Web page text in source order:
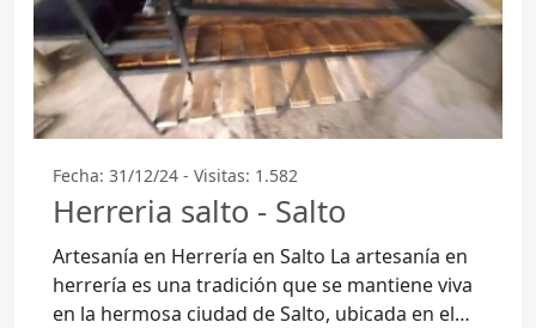
Fecha: 31/12/24 - Visitas: 1.582
Herreria salto - Salto
Artesanía en Herrería en Salto La artesanía en
herrería es una tradición que se mantiene viva
en la hermosa ciudad de Salto, ubicada en el